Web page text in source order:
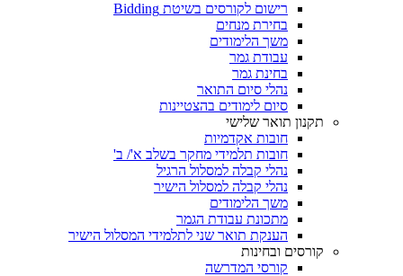
רישום לקורסים בשיטת Bidding
בחירת מנחים
משך הלימודים
עבודת גמר
בחינת גמר
נהלי סיום התואר
סיום לימודים בהצטיינות
תקנון תואר שלישי
חובות אקדמיות
חובות תלמידי מחקר בשלב א'/ ב'
נהלי קבלה למסלול הרגיל
נהלי קבלה למסלול הישיר
משך הלימודים
מתכונת עבודת הגמר
הענקת תואר שני לתלמידי המסלול הישיר
קורסים ובחינות
קורסי המדרשה